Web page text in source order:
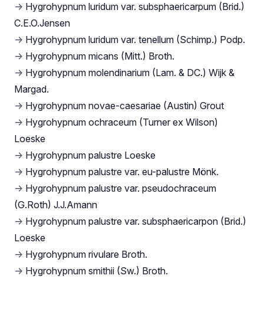
→ Hygrohypnum luridum var. subsphaericarpum (Brid.)
C.E.O.Jensen
→ Hygrohypnum luridum var. tenellum (Schimp.) Podp.
→ Hygrohypnum micans (Mitt.) Broth.
→ Hygrohypnum molendinarium (Lam. & DC.) Wijk &
Margad.
→ Hygrohypnum novae-caesariae (Austin) Grout
→ Hygrohypnum ochraceum (Turner ex Wilson)
Loeske
→ Hygrohypnum palustre Loeske
→ Hygrohypnum palustre var. eu-palustre Mönk.
→ Hygrohypnum palustre var. pseudochraceum
(G.Roth) J.J.Amann
→ Hygrohypnum palustre var. subsphaericarpon (Brid.)
Loeske
→ Hygrohypnum rivulare Broth.
→ Hygrohypnum smithii (Sw.) Broth.